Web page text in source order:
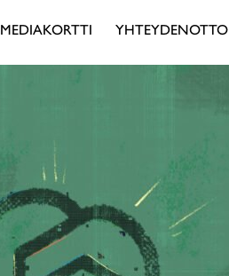
MEDIAKORTTI YHTEYDENOTTO